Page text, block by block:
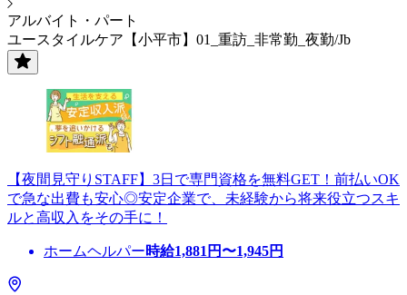
アルバイト・パート
ユースタイルケア【小平市】01_重訪_非常勤_夜勤/Jb
【夜間見守りSTAFF】3日で専門資格を無料GET！前払いOK
で急な出費も安心◎安定企業で、未経験から将来役立つスキ
ルと高収入をその手に！
ホームヘルパー時給1,881 円〜1,945円